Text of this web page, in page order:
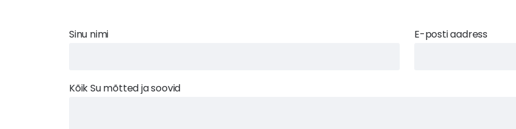
Sinu nimi E-posti aadress
Kõik Su mõtted ja soovid